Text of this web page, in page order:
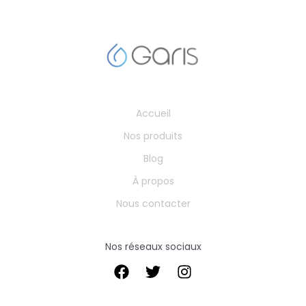
Accueil
Nos produits
Blog
À propos
Nous contacter
Nos réseaux sociaux